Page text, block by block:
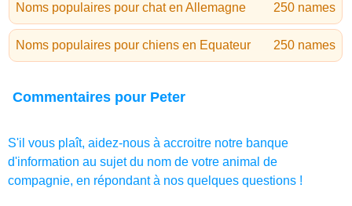
Noms populaires pour chat en Allemagne 250 names
Noms populaires pour chiens en Equateur 250 names
Commentaires pour Peter
S'il vous plaît, aidez-nous à accroitre notre banque
d'information au sujet du nom de votre animal de
compagnie, en répondant à nos quelques questions !